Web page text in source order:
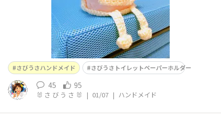
さびうさハンドメイド さびうさトイレットペーパーホルダー
45 95
🐰 さ び う さ 🐰 | 01/07 | ハンドメイド